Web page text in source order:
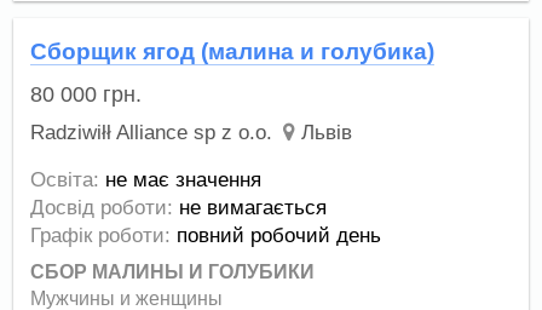
Сборщик ягод (малина и голубика)
80 000 грн.
Radziwiłł Alliance sp z o.o. Львів
Освіта: не має значення
Досвід роботи: не вимагається
Графік роботи: повний робочий день
СБОР МАЛИНЫ И ГОЛУБИКИ
Мужчины и женщины